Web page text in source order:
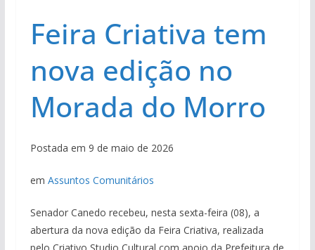
Feira Criativa tem
nova edição no
Morada do Morro
Postada em 9 de maio de 2026
em Assuntos Comunitários
Senador Canedo recebeu, nesta sexta-feira (08), a
abertura da nova edição da Feira Criativa, realizada